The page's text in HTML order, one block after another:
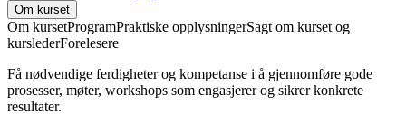
Om kurset
Om kursetProgramPraktiske opplysningerSagt om kurset og
kurslederForelesere
Få nødvendige ferdigheter og kompetanse i å gjennomføre gode
prosesser, møter, workshops som engasjerer og sikrer konkrete
resultater.